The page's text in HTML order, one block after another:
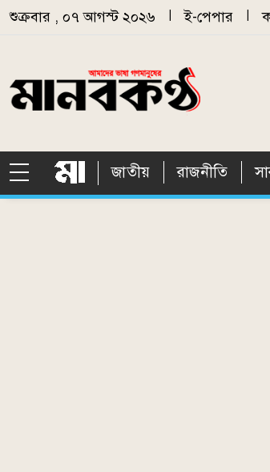
Skip to main content
শুক্রবার , ০৭ আগস্ট ২০২৬ ই-পেপার
জাতীয় রাজনীতি